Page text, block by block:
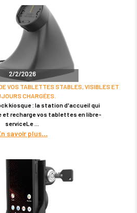
2/2/2026
VOS TABLETTES STABLES, VISIBLES ET
CHARGÉES.
kiosque : la station d'accueil qui
et recharge vos tablettes en libre-
serviceLe
savoir plus